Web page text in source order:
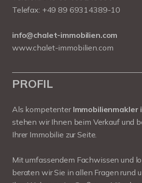
Telefax: +49 89 69314389-10
info@chalet-immobilien.com
www.chalet-immobilien.com
PROFIL
Als kompetenter Immobilienmakler
stehen wir Ihnen beim Verkauf und
Ihrer Immobilie zur Seite.
Mit umfassendem Fachwissen und
beraten wir Sie in allen Fragen rund